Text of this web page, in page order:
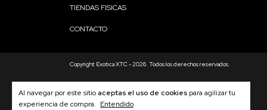
Al navegar por este sitio aceptas el uso de cookies para agilizar tu
experiencia de compra. Entendido
TIENDAS FISICAS
CONTACTO
Copyright Exotica XTC - 2026. Todos los derechos reservados.